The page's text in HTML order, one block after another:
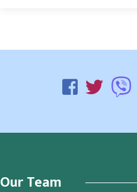
Our Team